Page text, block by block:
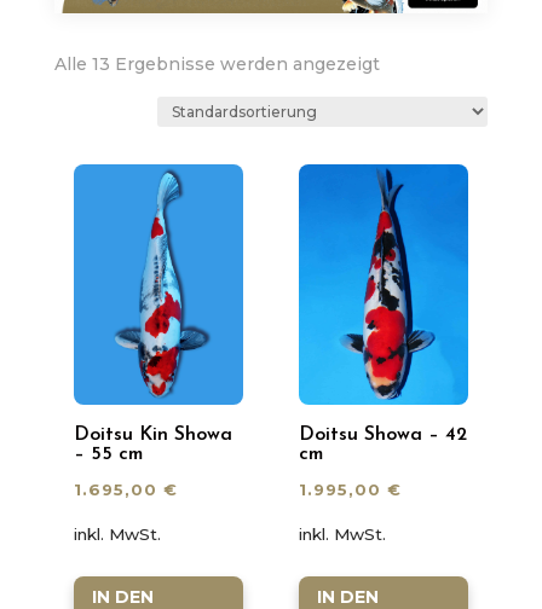
Alle 13 Ergebnisse werden angezeigt
Doitsu Kin Showa
– 55 cm
1.695,00 €
inkl. MwSt.
IN DEN
Doitsu Showa – 42
cm
1.995,00€
inkl. MwSt.
IN DEN